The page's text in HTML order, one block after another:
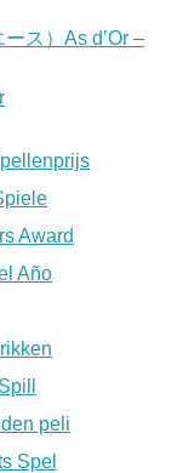
ス）As d’Or –
Award
Año
peli
Spel